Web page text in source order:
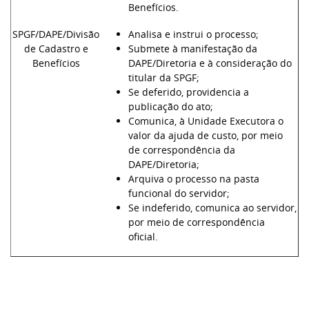
Benefícios.
SPGF/DAPE/Divisão
de Cadastro e
Benefícios
Analisa e instrui o processo;
Submete à manifestação da
DAPE/Diretoria e à consideração do
titular da SPGF;
Se deferido, providencia a
publicação do ato;
Comunica, à Unidade Executora o
valor da ajuda de custo, por meio
de correspondência da
DAPE/Diretoria;
Arquiva o processo na pasta
funcional do servidor;
Se indeferido, comunica ao servidor,
por meio de correspondência
oficial.